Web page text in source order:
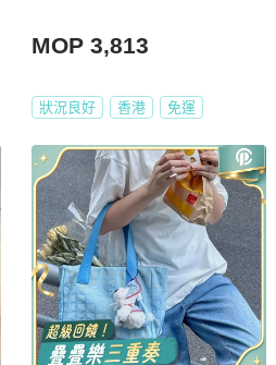
MOP 3,813
狀況良好 香港 免運